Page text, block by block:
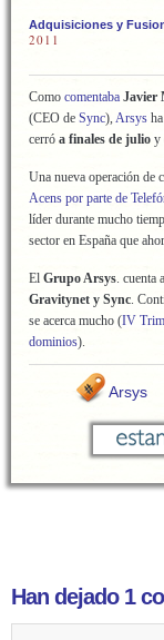
Adquisiciones y
2011
Como comentaba Javier
(CEO de Sync), Arsys
cerró a finales de julio y
Una nueva operación de
Acens por parte de
líder durante mucho
sector en España que
El Grupo Arsys. cuenta
Gravitynet y Sync.
se acerca mucho (IV
dominios).
Arsys
Han dejado 1